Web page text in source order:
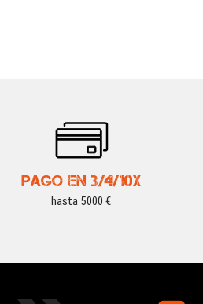
PAGO EN 3/4/10X
hasta 5000 €